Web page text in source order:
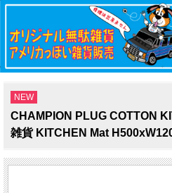
NEW
CHAMPION PLUG COTTON
雑貨 KITCHEN Mat